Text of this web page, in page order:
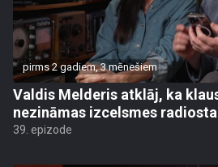
pirms 2 gadiem, 3 mēnešiem
Valdis Melderis atklāj, ka
nezināmas izcelsmes
39. epizode